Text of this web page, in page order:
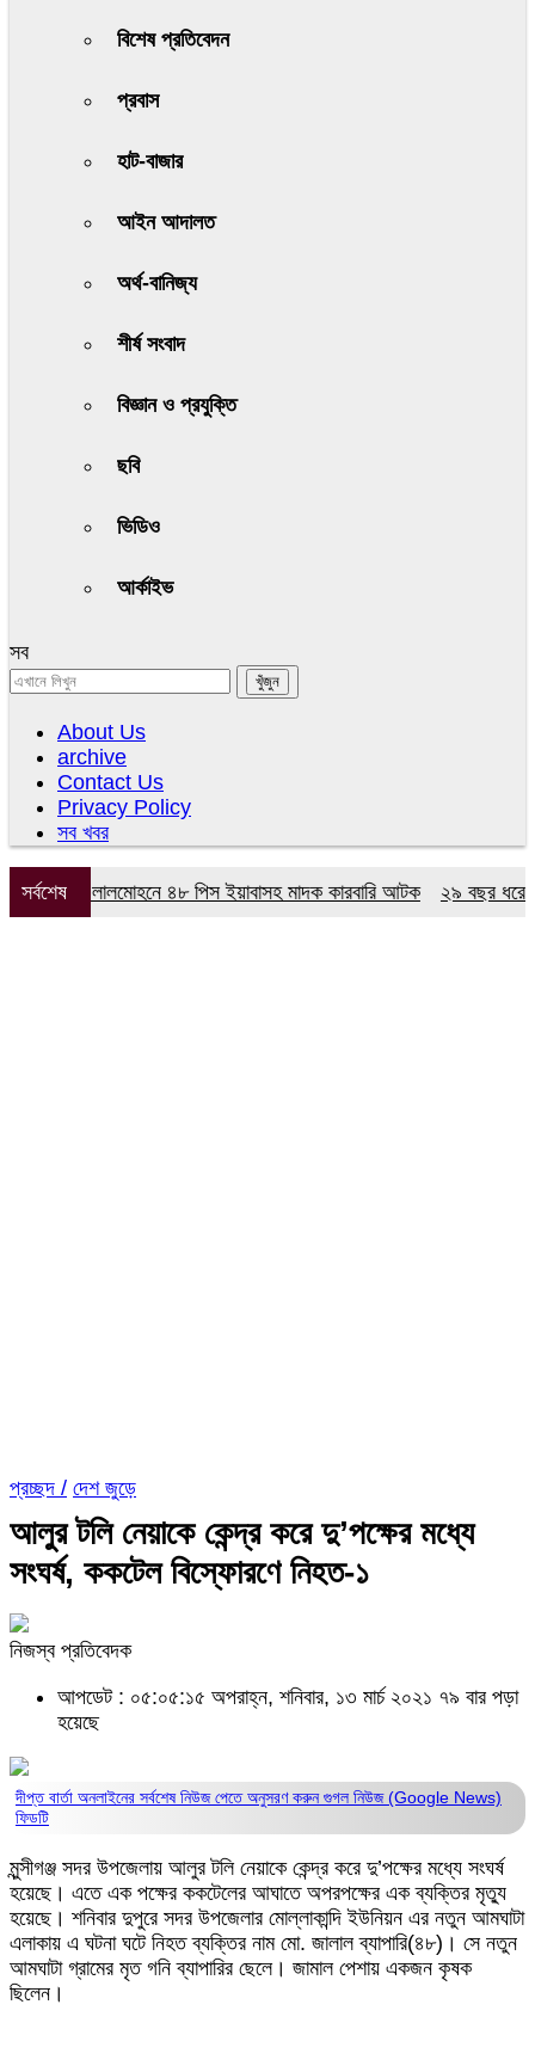
বিশেষ প্রতিবেদন
প্রবাস
হাট-বাজার
আইন আদালত
অর্থ-বানিজ্য
শীর্ষ সংবাদ
বিজ্ঞান ও প্রযুক্তি
ছবি
ভিডিও
আর্কাইভ
সব
About Us
archive
Contact Us
Privacy Policy
সব খবর
সর্বশেষলালমোহনে ৪৮ পিস ইয়াবাসহ মাদক কারবারি আটক ২৯ বছর ধরে নেই
প্রচ্ছদ / দেশ জুড়ে
আলুর টলি নেয়াকে কেন্দ্র করে দু’পক্ষের মধ্যে
সংঘর্ষ, ককটেল বিস্ফোরণে নিহত-১
নিজস্ব প্রতিবেদক
আপডেট : ০৫:০৫:১৫ অপরাহ্ন, শনিবার, ১৩ মার্চ ২০২১ ৭৯ বার পড়া
হয়েছে
দীপ্ত বার্তা অনলাইনের সর্বশেষ নিউজ পেতে অনুসরণ করুনগুগল নিউজ (Google News)
ফিডটি
মুন্সীগঞ্জ সদর উপজেলায় আলুর টলি নেয়াকে কেন্দ্র করে দু’পক্ষের মধ্যে সংঘর্ষ
হয়েছে। এতে এক পক্ষের ককটেলের আঘাতে অপরপক্ষের এক ব্যক্তির মৃত্যু
হয়েছে। শনিবার দুপুরে সদর উপজেলার মোল্লাকান্দি ইউনিয়ন এর নতুন আমঘাটা
এলাকায় এ ঘটনা ঘটে নিহত ব্যক্তির নাম মো. জালাল ব্যাপারি(৪৮)। সে নতুন
আমঘাটা গ্রামের মৃত গনি ব্যাপারির ছেলে। জামাল পেশায় একজন কৃষক
ছিলেন।